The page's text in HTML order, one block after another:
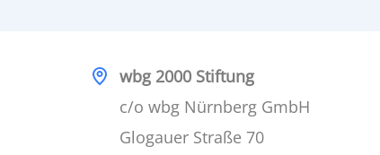
wbg 2000 Stiftung
c/o wbg Nürnberg GmbH
Glogauer Straße 70